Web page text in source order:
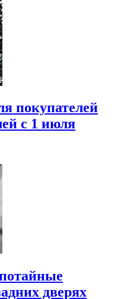
покупателей
с 1 июля
дверях